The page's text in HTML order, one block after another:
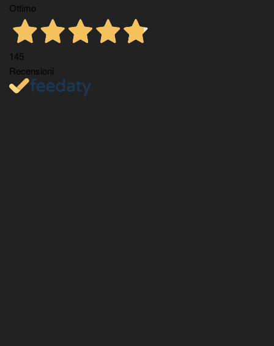
Ottimo
145
Recensioni